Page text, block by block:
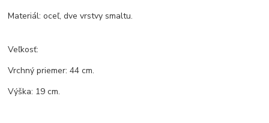
Materiál: oceľ, dve vrstvy smaltu.
Veľkosť:
Vrchný priemer: 44 cm.
Výška: 19 cm.